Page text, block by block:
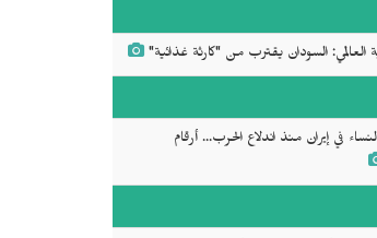
العالمي: السودان يقترب من "كارثة غذائية"
في إيران منذ اندلاع الحرب... أرقام